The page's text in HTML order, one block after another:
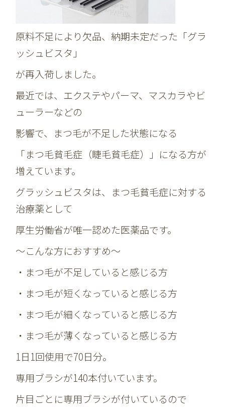
原料不足により欠品、納期未定だった「グラ
ッシュビスタ」
が再入荷しました。
最近では、エクステやパーマ、マスカラやビ
ューラーなどの
影響で、まつ毛が不足した状態になる
「まつ毛貧毛症（睫毛貧毛症）」になる方が
増えています。
グラッシュビスタは、まつ毛貧毛症に対する
治療薬として
厚生労働省が唯一認めた医薬品です。
～こんな方におすすめ～
・まつ毛が不足していると感じる方
・まつ毛が短くなっていると感じる方
・まつ毛が細くなっていると感じる方
・まつ毛が薄くなっていると感じる方
1日1回使用で70日分。
専用ブラシが140本付いています。
片目ごとに専用ブラシが付いているので